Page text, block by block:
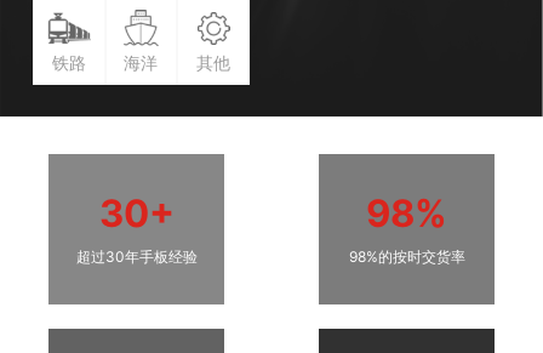
铁路 海洋 其他
30+
超过30年手板经验
98%
98%的按时交货率